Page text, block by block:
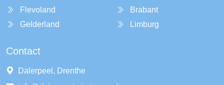
Flevoland
Gelderland
Brabant
Limburg
Contact
Dalerpeel, Drenthe